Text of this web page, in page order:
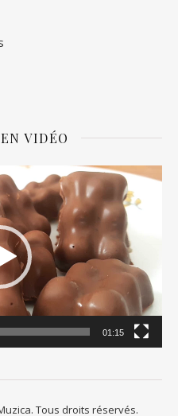
VIDÉO
01:15
Tous droits réservés.